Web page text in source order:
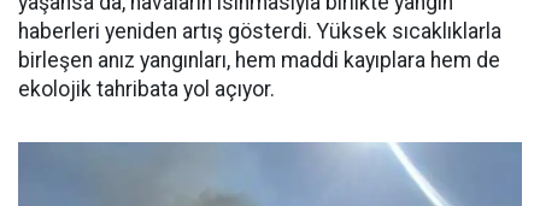
haberleri yeniden artış gösterdi. Yüksek sıcaklıklarla
birleşen anız yangınları, hem maddi kayıplara hem de
ekolojik tahribata yol açıyor.